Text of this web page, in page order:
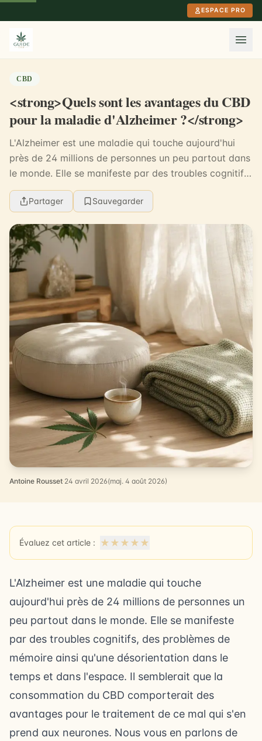
ESPACE PRO
CBD
<strong>Quels sont les avantages du CBD
pour la maladie d'Alzheimer ?</strong>
L'Alzheimer est une maladie qui touche aujourd'hui
près de 24 millions de personnes un peu partout dans
le monde. Elle se manifeste par des troubles cognitifs,
des problèmes de mémoire ainsi...
Partager Sauvegarder
Antoine Rousset·24 avril 2026(maj. 4 août 2026)
Évaluez cet article : ★ ★ ★ ★ ★
L'Alzheimer est une maladie qui touche
aujourd'hui près de 24 millions de personnes un
peu partout dans le monde. Elle se manifeste
par des troubles cognitifs, des problèmes de
mémoire ainsi qu'une désorientation dans le
temps et dans l'espace. Il semblerait que la
consommation du CBD comporterait des
avantages pour le traitement de ce mal qui s'en
prend aux neurones. Nous vous en parlons de